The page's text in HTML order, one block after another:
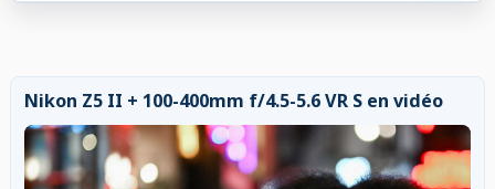
Nikon Z5 II + 100-400mm f/4.5-5.6 VR S en vidéo